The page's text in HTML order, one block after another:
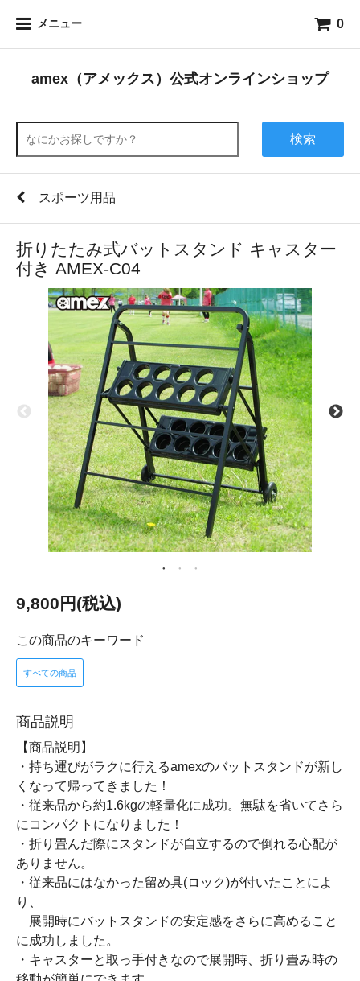
メニュー 0
amex（アメックス）公式オンラインショップ
検索
スポーツ用品
折りたたみ式バットスタンド キャスター
付き AMEX-C04
9,800円(税込)
この商品のキーワード
すべての商品
商品説明
【商品説明】
・持ち運びがラクに行えるamexのバットスタンドが新し
くなって帰ってきました！
・従来品から約1.6kgの軽量化に成功。無駄を省いてさら
にコンパクトになりました！
・折り畳んだ際にスタンドが自立するので倒れる心配が
ありません。
・従来品にはなかった留め具(ロック)が付いたことによ
り、
展開時にバットスタンドの安定感をさらに高めること
に成功しました。
・キャスターと取っ手付きなので展開時、折り畳み時の